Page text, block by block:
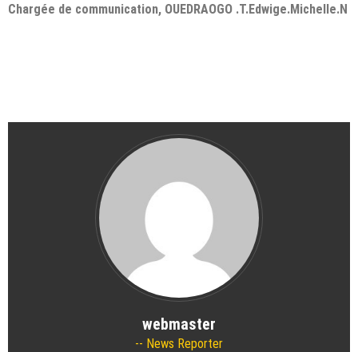
Chargée de communication, OUEDRAOGO .T.Edwige.Michelle.N
webmaster
News Reporter